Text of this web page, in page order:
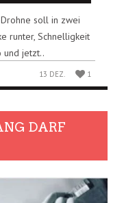
soll in zwei
runter, Schnelligkeit
und jetzt..
13 DEZ. 1
DARF